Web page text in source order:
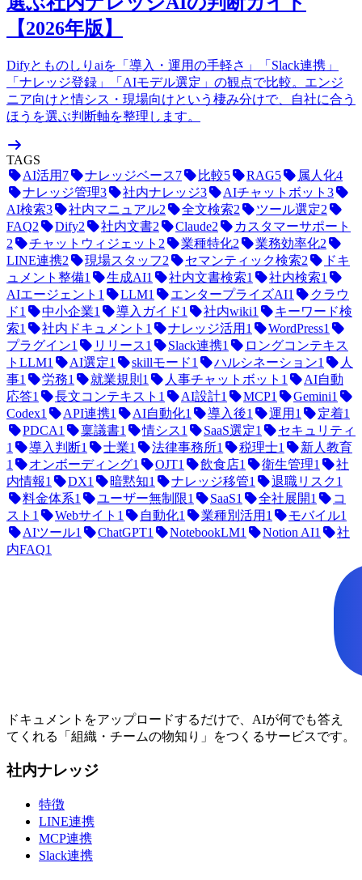
【2026年版】
Difyとものしりaiを「導入・運用の手軽さ」「Slack連携」
「ナレッジ登録」「AIモデル選定」の観点で比較。エンジ
ニア向けと情シス・現場向けという棲み分けで、自社に合う
ほうを選ぶ判断軸を整理します。
TAGS
AI活用 7 ナレッジベース7 比較5 RAG5 属人化4
ナレッジ管理3 社内ナレッジ3 AIチャットボット 3
AI検索3 社内マニュアル2 全文検索2 ツール選定2
FAQ2 Dify2 社内文書2 Claude2
カスタマーサポート
2
チャットウィジェット 2 業種特化2 業務効率化2
LINE連携2 現場スタッフ2 セマンティック検索2
ドキ
ュメント整備1 生成AI1 社内文書検索1 社内検索1
AIエージェント 1 LLM1 エンタープライズAI1
クラウ
ド1 中小企業1 導入ガイド1 社内wiki1
キーワード検
索1 社内ドキュメント 1 ナレッジ活用 1 WordPress1
プラグイン1 リリース1 Slack連携1
ロングコンテキス
トLLM1 AI選定1 skillモード1 ハルシネーション1
人
事1 労務1 就業規則 1 人事チャットボット 1
AI自動
応答1 長文コンテキスト 1 AI設計1 MCP1 Gemini1
Codex1 API連携1 AI自動化1 導入後1 運用 1 定着1
PDCA1 稟議書1 情シス1 SaaS選定1
セキュリティ
1
導入判断1 士業1 法律事務所1 税理士1
新人教育
1
オンボーディング1 OJT1 飲食店1 衛生管理1
社
内情報1 DX1 暗黙知1 ナレッジ移管1 退職リスク1
料金体系1 ユーザー無制限1 SaaS1 全社展開1
コ
スト 1 Webサイト 1 自動化1 業種別活用 1 モバイル1
AIツール1 ChatGPT1 NotebookLM1 Notion AI1
社
内FAQ1
ドキュメントをアップロードするだけで、AIが何でも答え
てくれる「組織・チームの物知り」をつくるサービスです。
社内ナレッジ
特徴
LINE連携
MCP連携
Slack連携